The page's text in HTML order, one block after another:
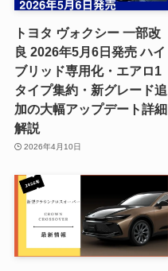
トヨタ ヴォクシー 一部改
良 2026年5月6日発売 ハイ
ブリッド専用化・エアロ1
タイプ集約・新グレード追
加の大幅アップデート詳細
解説
2026年4月10日